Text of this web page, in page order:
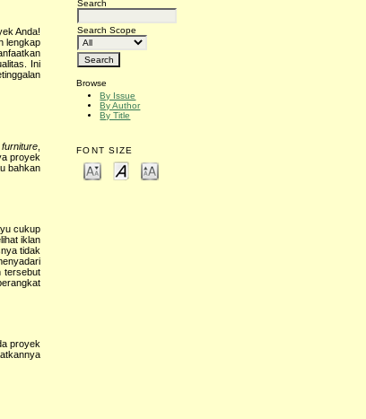
Search
Search Scope
Browse
By Issue
By Author
By Title
FONT SIZE
Anda!
lengkap
Ini
furniture
proyek
bahkan
cukup
iklan
tidak
tersebut
proyek